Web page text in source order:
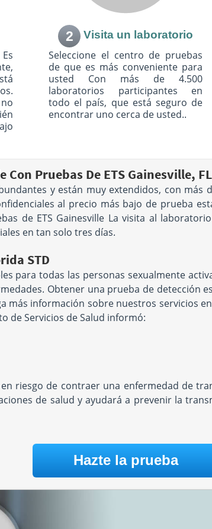
2 Visita un laboratorio
Seleccione el centro de pruebas
de que es más conveniente para
usted Con más de 4.500
laboratorios participantes en
todo el país, que está seguro de
encontrar uno cerca de usted..
Pruebas De ETS Gainesville, FL
y están muy extendidos, con más
al precio más bajo de prueba
de ETS Gainesville La visita al
en tan solo tres días.
STD
para todas las personas sexualmente
Obtener una prueba de detección
más información sobre nuestros servicios
de Servicios de Salud informó:
riesgo de contraer una enfermedad de
de salud y ayudará a prevenir la
Hazte la prueba